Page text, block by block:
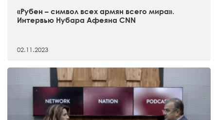
«Рубен – символ всех армян всего мира».
Интервью Нубара Афеяна CNN
02.11.2023